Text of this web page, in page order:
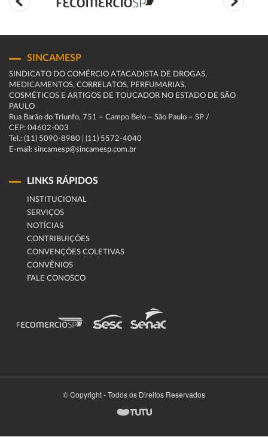
SINCAMESP
SINDICATO DO COMÉRCIO ATACADISTA DE DROGAS,
MEDICAMENTOS, CORRELATOS, PERFUMARIAS,
COSMÉTICOS E ARTIGOS DE TOUCADOR NO ESTADO DE SÃO
PAULO
Rua Barão do Triunfo, 751 – Campo Belo – São Paulo – SP /
CEP: 04602-003
Tel.: (11) 5090-8980 | (11) 5572-4040
E-mail: sincamesp@sincamesp.com.br
LINKS RÁPIDOS
INSTITUCIONAL
SERVIÇOS
NOTÍCIAS
CONTRIBUIÇÕES
CONVENÇÕES COLETIVAS
CONVÊNIOS
FALE CONOSCO
© Copyright - Todos os Direitos Reservados